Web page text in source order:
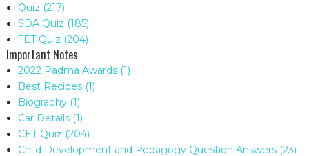
Quiz (217)
SDA Quiz (185)
TET Quiz (204)
Important Notes
2022 Padma Awards (1)
Best Recipes (1)
Biography (1)
Car Details (1)
CET Quiz (204)
Child Development and Pedagogy Question Answers (23)